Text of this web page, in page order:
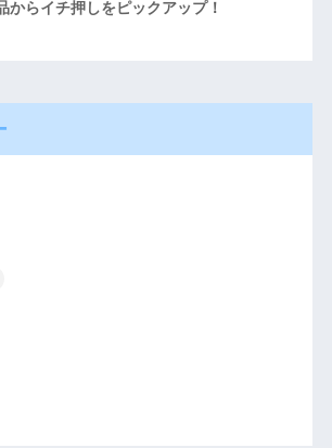
からイチ押しをピックアップ！